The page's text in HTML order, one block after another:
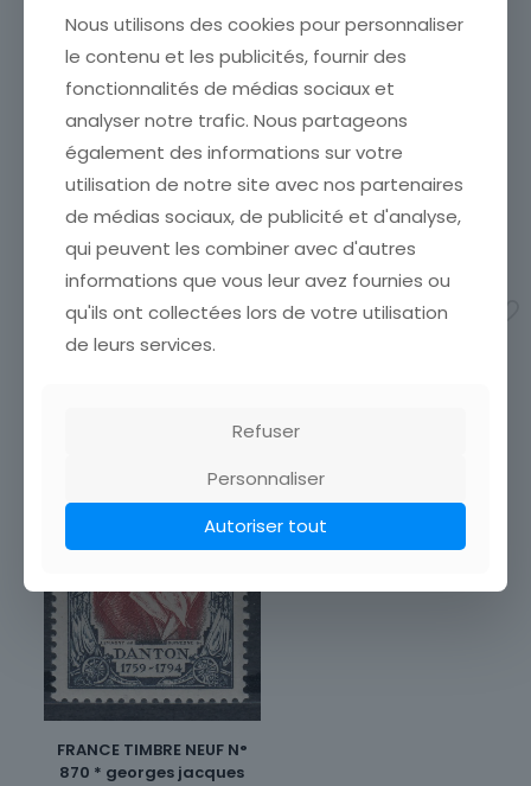
Année d'émission
Marque postale
Oblitéré
MONNAIE FRANCE 5
FRANCS LAVRILLIER 1940
CUPRO ALU
ETAT VOIR SCAN Cumulez
vos achats en visitant ma
boutique afin de réduire
vos frais de port. Attendez
que nous ayons calculé les
frais de port
[…]
6,00 €
Ajouter au panier
FRANCE TIMBRE N° 601 **
CHARLES GOUNOD
ETAT VOIR SCAN Cumulez
vos achats en visitant ma
boutique afin de réduire
vos frais de port. Attendez
que nous ayons calculé les
[…]
1,00€
Ajouter au panier
FRANCE TIMBRE NEUF N°
870 * georges jacques
Nous utilisons des cookies pour personnaliser
le contenu et les publicités, fournir des
fonctionnalités de médias sociaux et
analyser notre trafic. Nous partageons
également des informations sur votre
utilisation de notre site avec nos partenaires
de médias sociaux, de publicité et d'analyse,
qui peuvent les combiner avec d'autres
informations que vous leur avez fournies ou
qu'ils ont collectées lors de votre utilisation
de leurs services.
Refuser
Personnaliser
Autoriser tout